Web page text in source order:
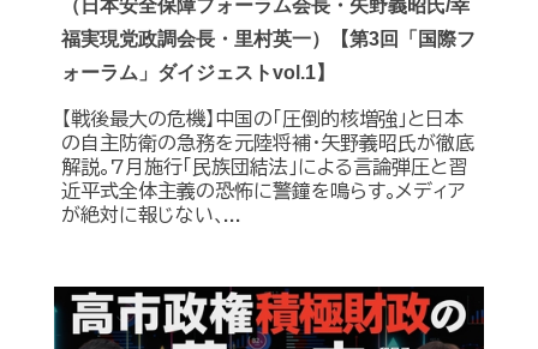
（日本安全保障フォーラム会長・矢野義昭氏/幸
福実現党政調会長・里村英一）【第3回「国際フ
ォーラム」ダイジェストvol.1】
【戦後最大の危機】中国の｢圧倒的核増強｣と日本
の自主防衛の急務を元陸将補・矢野義昭氏が徹底
解説｡7月施行｢民族団結法｣による言論弾圧と習
近平式全体主義の恐怖に警鐘を鳴らす｡メディア
が絶対に報じない､...